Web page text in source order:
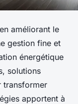
améliorant le
gestion fine et
énergétique
solutions
transformer
apportent à